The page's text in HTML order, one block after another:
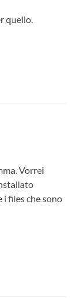
quello.
Vorrei
i files che sono